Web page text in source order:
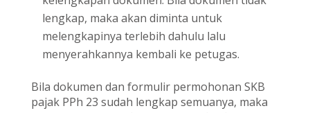
lengkap, maka akan diminta untuk
melengkapinya terlebih dahulu lalu
menyerahkannya kembali ke petugas.
Bila dokumen dan formulir permohonan SKB
pajak PPh 23 sudah lengkap semuanya, maka